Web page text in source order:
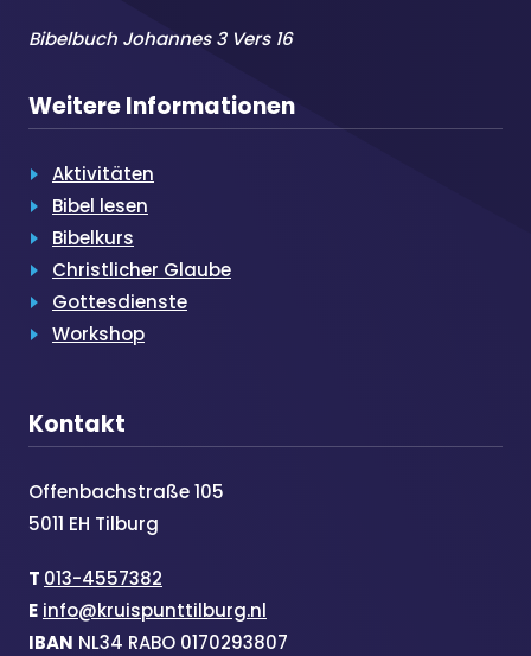
Bibelbuch Johannes 3 Vers 16
Weitere Informationen
Aktivitäten
Bibel lesen
Bibelkurs
Christlicher Glaube
Gottesdienste
Workshop
Kontakt
Offenbachstraße 105
5011 EH Tilburg
T 013-4557382
E info@kruispunttilburg.nl
IBAN NL34 RABO 0170293807